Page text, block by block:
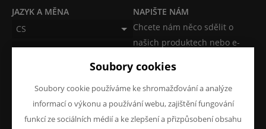
JAZYK A MĚNA
CS
CZK (Kč)
NAPIŠTE NÁM
Chcete nám něco sdělit o
našich produktech nebo e-
Soubory cookies
Soubory cookie používáme ke shromažďování a analýze
informací o výkonu a používání webu, zajištění fungování
funkcí ze sociálních médií a ke zlepšení a přizpůsobení obsahu